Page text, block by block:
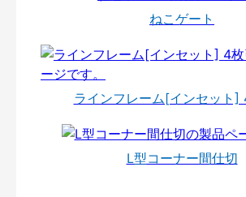
ねこゲート
ラインフレーム[インセット]
L型コーナー間仕切